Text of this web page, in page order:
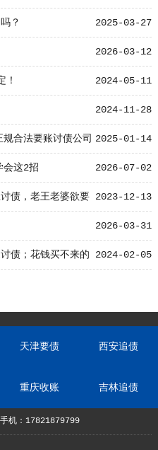
2025-03-27
？
2026-03-12
2024-05-11
！
2024-11-28
2025-01-14
合法要账讨债公司
2026-07-02
会这2招
2023-12-13
债，老王老婆欲要
2026-03-31
2024-02-05
债；花钱买不来的
天津要债 西安追债
重庆收账 吉林追债
手机：17821879799